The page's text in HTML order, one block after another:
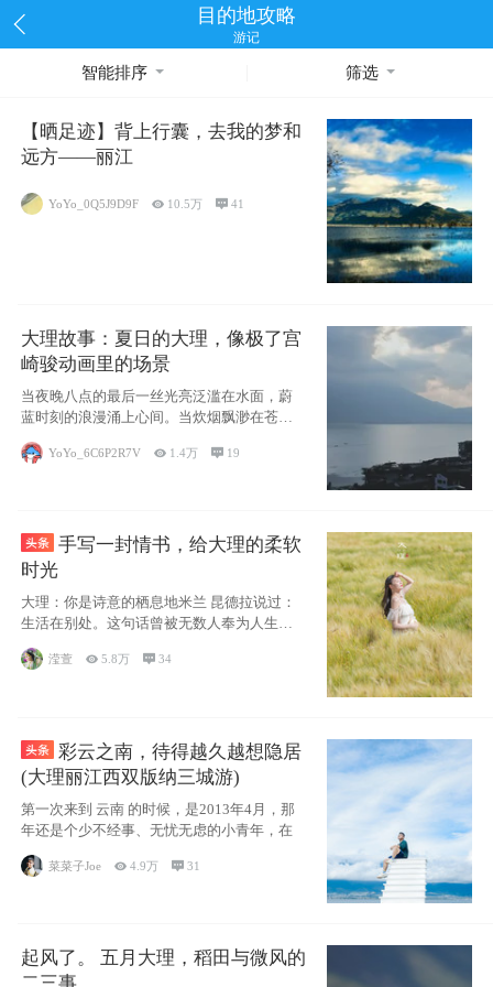
目的地攻略
游记
智能排序 筛选
【晒足迹】背上行囊，去我的梦和
远方——丽江
YoYo_0Q5J9D9F  10.5万 41
大理故事：夏日的大理，像极了宫
崎骏动画里的场景
当夜晚八点的最后一丝光亮泛滥在水面，蔚
蓝时刻的浪漫涌上心间。当炊烟飘渺在苍山
YoYo_6C6P2R7V  1.4万  19
手写一封情书，给大理的柔软
时光
大理：你是诗意的栖息地米兰 昆德拉说过：
生活在别处。这句话曾被无数人奉为人生信
条，并
滢萱 5.8万 34
彩云之南，待得越久越想隐居
(大理丽江西双版纳三城游)
第一次来到 云南 的时候，是2013年4月，那
年还是个少不经事、无忧无虑的小青年，在
菜菜子Joe 4.9万  31
起风了。 五月大理，稻田与微风的